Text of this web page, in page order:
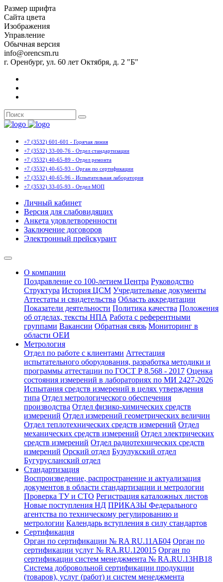
Размер шрифта
Сайта цвета
Изображения
Управление
Обычная версия
info@orencsm.ru
г. Оренбург, ул. 60 лет Октября, д. 2 "Б"
+7 (3532) 601-601 - Горячая линия
+7 (3532) 33-00-76 - Отдел стандартизации
+7 (3532) 40-65-89 - Отдел ремонта
+7 (3532) 40-65-93 - Орган по сертификации
+7 (3532) 40-65-96 - Испытательная лаборатория
+7 (3532) 33-05-93 - Отдел МОП
Личный кабинет
Версия для слабовидящих
Анкета удовлетворенности
Заключение договоров
Электронный прейскурант
О компании
Поздравление со 100-летием Центра Руководство
Структура История ЦСМ Учредительные документы
Аттестаты и свидетельства Область аккредитации
Показатели деятельности Политика качества Положения
об отделах, тексты НПА Работа с референтными
группами Вакансии Обратная связь Мониторинг в
области ОЕИ
Метрология
Отдел по работе с клиентами Аттестация
испытательного оборудования, разработка методики и
программы аттестации по ГОСТ Р 8.568 - 2017 Оценка
состояния измерений в лабораториях по МИ 2427-2026
Испытания средств измерений в целях утверждения
типа Отдел метрологического обеспечения
производства Отдел физико-химических средств
измерений Отдел измерений геометрических величин
Отдел теплотехнических средств измерений Отдел
механических средств измерений Отдел электрических
средств измерений Отдел радиотехнических средств
измерений Орский отдел Бузулукский отдел
Бугурусланский отдел
Стандартизация
Воспроизведение, распространение и актуализация
документов в области стандартизации и метрологии
Проверка ТУ и СТО Регистрация каталожных листов
Новые поступления НД ПРИКАЗЫ Федерального
агентства по техническому регулированию и
метрологии Календарь вступления в силу стандартов
Сертификация
Орган по сертификации № RA RU.11АБ04 Орган по
сертификации услуг № RA.RU.120015 Орган по
сертификации систем менеджмента № RA.RU.13HB18
Система добровольной сертификации продукции
(товаров), услуг (работ) и систем менеджмента